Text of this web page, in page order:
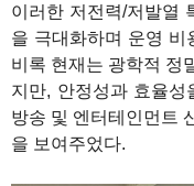
이러한 저전력/저발열
을 극대화하며 운영 비
비록 현재는 광학적 정
지만, 안정성과 효율
방송 및 엔터테인먼트
을 보여주었다.